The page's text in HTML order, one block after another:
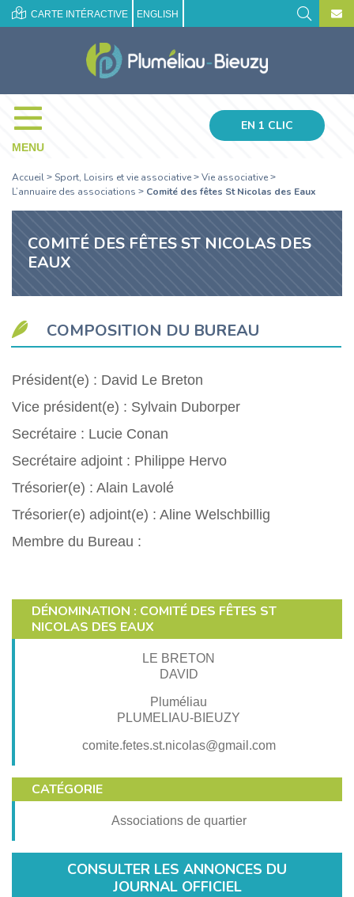
CARTE INTÉRACTIVE ENGLISH
MENU
EN 1 CLIC
Accueil > Sport, Loisirs et vie associative > Vie associative >
L’annuaire des associations > Comité des fêtes St Nicolas des Eaux
COMITÉ DES FÊTES ST NICOLAS DES
EAUX
COMPOSITION DU BUREAU
Président(e) : David Le Breton
Vice président(e) : Sylvain Duborper
Secrétaire : Lucie Conan
Secrétaire adjoint : Philippe Hervo
Trésorier(e) : Alain Lavolé
Trésorier(e) adjoint(e) : Aline Welschbillig
Membre du Bureau :
DÉNOMINATION : COMITÉ DES FÊTES ST
NICOLAS DES EAUX
LE BRETON
DAVID
Pluméliau
PLUMELIAU-BIEUZY
comite.fetes.st.nicolas@gmail.com
CATÉGORIE
Associations de quartier
CONSULTER LES ANNONCES DU
JOURNAL OFFICIEL